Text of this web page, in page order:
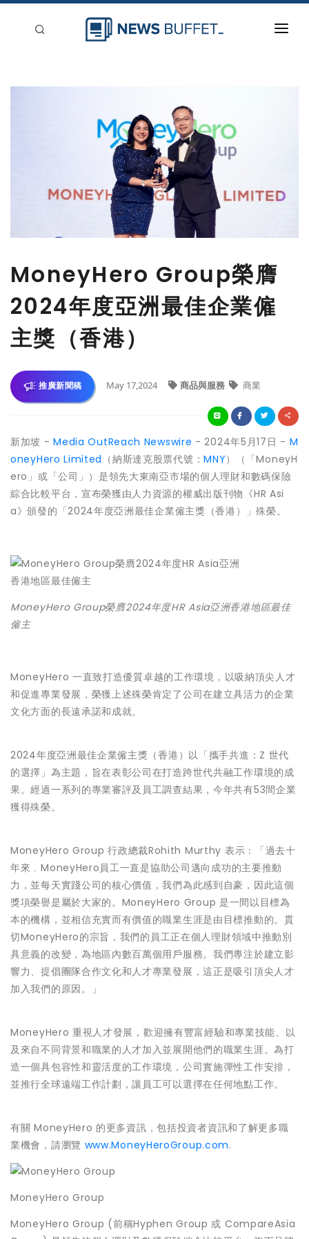
MoneyHero Group榮膺
2024年度亞洲最佳企業僱
主獎（香港）
推廣新聞稿 May 17,2024 商品與服務 商業
新加坡 -Media OutReach Newswire - 2024年5月17日 - M
oneyHero Limited （納斯達克股票代號：MNY）（「MoneyH
ero」或「公司」）是領先大東南亞市場的個人理財和數碼保險
綜合比較平台，宣布榮獲由人力資源的權威出版刊物《HR Asi
a》頒發的「2024年度亞洲最佳企業僱主獎（香港）」殊榮。
MoneyHero Group榮膺2024年度HR Asia亞洲香港地區最佳
僱主
MoneyHero 一直致打造優質卓越的工作環境，以吸納頂尖人才
和促進專業發展，榮獲上述殊榮肯定了公司在建立具活力的企業
文化方面的長遠承諾和成就。
2024年度亞洲最佳企業僱主獎（香港）以「攜手共進：Z 世代
的選擇」為主題，旨在表彰公司在打造跨世代共融工作環境的成
果。經過一系列的專業審評及員工調查結果，今年共有53間企業
獲得殊榮。
MoneyHero Group 行政總裁Rohith Murthy 表示：「過去十
年來﹐MoneyHero員工一直是協助公司邁向成功的主要推動
力，並每天實踐公司的核心價值，我們為此感到自豪，因此這個
獎項榮譽是屬於大家的。MoneyHero Group 是一間以目標為
本的機構，並相信充實而有價值的職業生涯是由目標推動的。貫
切MoneyHero的宗旨，我們的員工正在個人理財領域中推動別
具意義的改變，為地區內數百萬個用戶服務。我們專注於建立影
響力、提倡團隊合作文化和人才專業發展，這正是吸引頂尖人才
加入我們的原因。」
MoneyHero 重視人才發展，歡迎擁有豐富經驗和專業技能、以
及來自不同背景和職業的人才加入並展開他們的職業生涯。為打
造一個具包容性和靈活度的工作環境，公司實施彈性工作安排，
並推行全球遠端工作計劃，讓員工可以選擇在任何地點工作。
有關 MoneyHero 的更多資訊，包括投資者資訊和了解更多職
業機會，請瀏覽 www.MoneyHeroGroup.com.
MoneyHero Group
MoneyHero Group (前稱Hyphen Group 或 CompareAsia